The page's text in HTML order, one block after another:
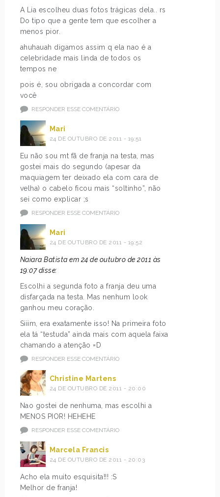
A Lia escolheu duas fotos trágicas dela.. rs
Do tipo que a gente tem que escolher a
menos pior.
ahuhauah digamos assim q ela nao é a
celebridade mais linda de todos os
tempos ne
pois é, sou obrigada a concordar com
você
RESPONDER ESSE COMENTÁRIO
Mari
24 DE OUTUBRO DE 2011 - 19:51
Eu não sou mt fã de franja na testa, mas
gostei mais do segundo (apesar da
maquiagem ter deixado ela com cara de
velha) o cabelo ficou mais “soltinho”, não
sei como explicar ;s
RESPONDER ESSE COMENTÁRIO
Mari
24 DE OUTUBRO DE 2011 - 19:52
Naiara Batista em 24 de outubro de 2011 às
19:07 disse:
Escolhi a segunda foto a franja deu uma
disfarçada na testa. Mas nenhum look
ganhou meu coração.
Siiim, era exatamente isso! Na primeira foto
ela tá “testuda” ainda mais com aquela faixa
chamando a atenção =D
RESPONDER ESSE COMENTÁRIO
Christine Martens
24 DE OUTUBRO DE 2011 - 20:00
Nao gostei de nenhuma, mas escolhi a
MENOS PIOR! HEHEHE
RESPONDER ESSE COMENTÁRIO
Marcela Francis
24 DE OUTUBRO DE 2011 - 20:03
Acho ela muito esquisita!!! :S
Melhor de franja!